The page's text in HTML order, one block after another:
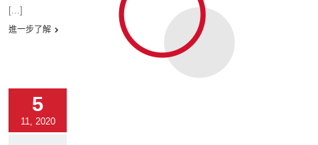
[...]
進一步了解
5
11, 2020